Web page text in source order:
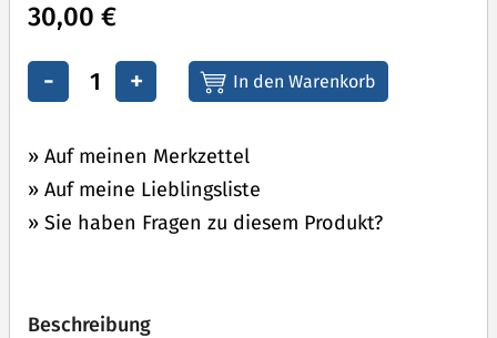
30,00 €
- +
» Auf meinen Merkzettel
» Auf meine Lieblingsliste
» Sie haben Fragen zu diesem Produkt?
Beschreibung